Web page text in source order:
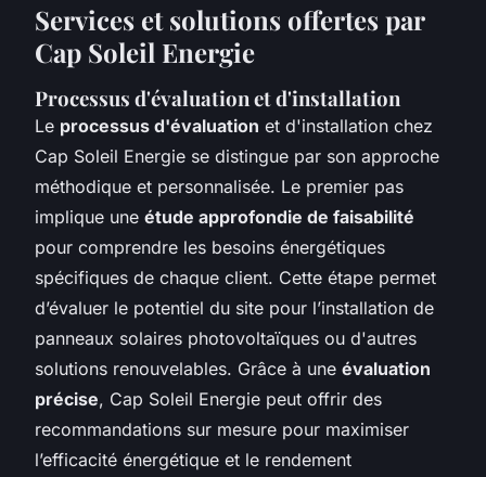
Services et solutions offertes par
Cap Soleil Energie
Processus d'évaluation et d'installation
Le processus d'évaluation et d'installation chez
Cap Soleil Energie se distingue par son approche
méthodique et personnalisée. Le premier pas
implique une étude approfondie de faisabilité
pour comprendre les besoins énergétiques
spécifiques de chaque client. Cette étape permet
d’évaluer le potentiel du site pour l’installation de
panneaux solaires photovoltaïques ou d'autres
solutions renouvelables. Grâce à une évaluation
précise, Cap Soleil Energie peut offrir des
recommandations sur mesure pour maximiser
l’efficacité énergétique et le rendement